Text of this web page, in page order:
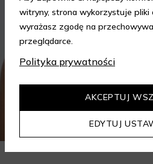
witryny, strona wykorzystuje pliki
wyrażasz zgodę na
przeglądarce.
Polityka prywatności
EDYTUJ
AKCEPTUJ